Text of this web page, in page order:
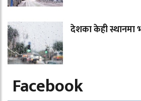
देशका केही स्थानमा
Facebook